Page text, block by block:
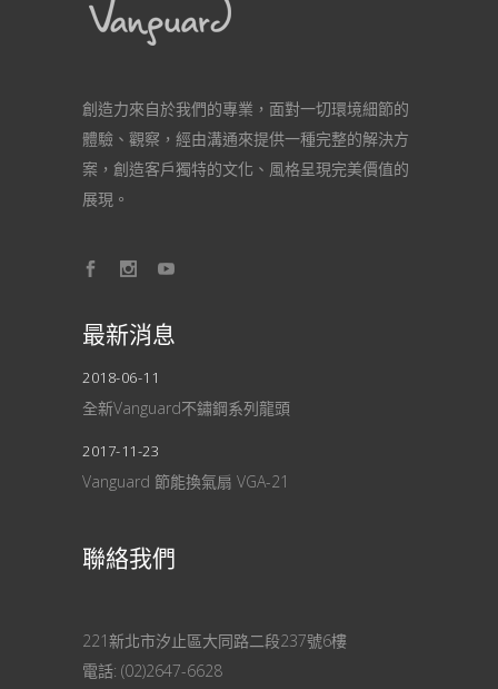
創造力來自於我們的專業，面對一切環境細節的
體驗、觀察，經由溝通來提供一種完整的解決方
案，創造客戶獨特的文化、風格呈現完美價值的
展現。
最新消息
2018-06-11
全新Vanguard不鏽鋼系列龍頭
2017-11-23
Vanguard 節能換氣扇 VGA-21
聯絡我們
221新北市汐止區大同路二段237號6樓
電話: (02)2647-6628